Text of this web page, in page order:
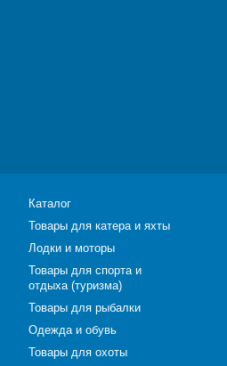
Каталог
Товары для катера и яхты
Лодки и моторы
Товары для спорта и
отдыха (туризма)
Товары для рыбалки
Одежда и обувь
Товары для охоты